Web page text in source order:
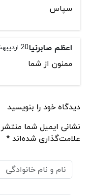
سپاس
اعظم صابرنیا20 اردیبهشت 1403 - 19:04
ممنون از شما
دیدگاه خود را بنویسید
نشانی ایمیل شما
علامت‌گذاری شده‌اند *